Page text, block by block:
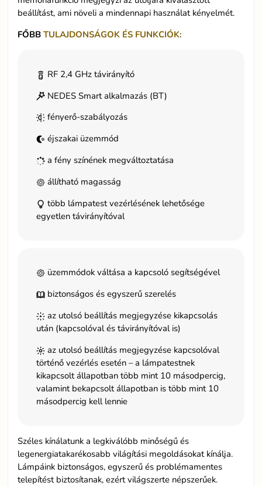
beállítást, ami növeli a mindennapi használat kényelmét.
FŐBB TULAJDONSÁGOK ÉS FUNKCIÓK:
RF 2,4 GHz távirányító
NEDES Smart alkalmazás (BT)
fényerő-szabályozás
éjszakai üzemmód
a fény színének megváltoztatása
állítható magasság
több lámpatest vezérlésének lehetősége
egyetlen távirányítóval
üzemmódok váltása a kapcsoló segítségével
biztonságos és egyszerű szerelés
az utolsó beállítás megjegyzése kikapcsolás
után (kapcsolóval és távirányítóval is)
az utolsó beállítás megjegyzése kapcsolóval
történő vezérlés esetén – a lámpatestnek
kikapcsolt állapotban több mint 10 másodpercig,
valamint bekapcsolt állapotban is több mint 10
másodpercig kell lennie
Széles kínálatunk a legkiválóbb minőségű és
legenergiatakarékosabb világítási megoldásokat kínálja.
Lámpáink biztonságos, egyszerű és problémamentes
telepítést biztosítanak, ezért világszerte népszerűek.